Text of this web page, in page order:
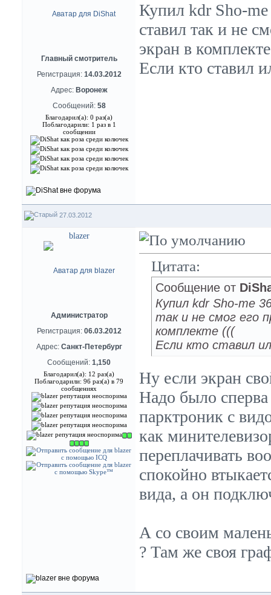
Главный смотритель
Регистрация: 14.03.2012
Адрес: Воронеж
Сообщений: 58
Благодарил(а): 0 раз(а)
Поблагодарили: 1 раз в 1
сообщении
Купил kdr Sho-me
ставил так и не
экран в
Если кто ставил
27.03.2012
blazer
Администратор
Регистрация: 06.03.2012
Адрес: Санкт-Петербург
Сообщений: 1,150
Благодарил(а): 12 раз(а)
Поблагодарили: 96 раз(а) в 79
сообщениях
Цитата:
Сообщение от
Купил kdr Sho-me
так и не смог его
комплекте (((
Если кто ставил
Ну если экран
Надо было
парктроник с
как
переплачивать
спокойно
вида, а он
А со своим
? Там же своя